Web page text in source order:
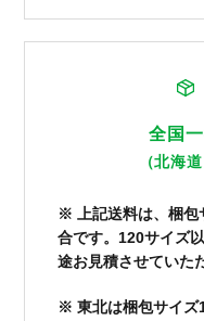
全国
（北海
※ 上記送料は、梱包
合です。120サイズ
途お見積させていた
※ 東北は梱包サイズ